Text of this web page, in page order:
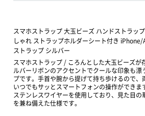
スマホストラップ 大玉ビーズ ハンドストラッ
しゃれ ストラップホルダーシート付き
ストラップ シルバー
スマホストラップ / ころんとした大玉ビーズが
ルバーリボンのアクセントでクールな印象も漂
プです。手首や腕から提げて持ち歩けるので、
いつでもサッとスマートフォンの操作ができま
ステンレスワイヤーを使用しており、見た目の
を兼ね備えた仕様です。